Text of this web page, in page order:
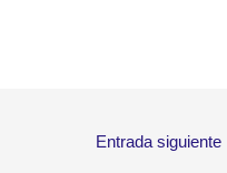
Entrada siguiente